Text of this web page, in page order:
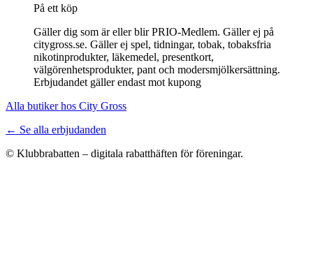
På ett köp
Gäller dig som är eller blir PRIO-Medlem. Gäller ej på
citygross.se. Gäller ej spel, tidningar, tobak, tobaksfria
nikotinprodukter, läkemedel, presentkort,
välgörenhetsprodukter, pant och modersmjölkersättning.
Erbjudandet gäller endast mot kupong
Alla butiker hos City Gross
← Se alla erbjudanden
© Klubbrabatten – digitala rabatthäften för föreningar.